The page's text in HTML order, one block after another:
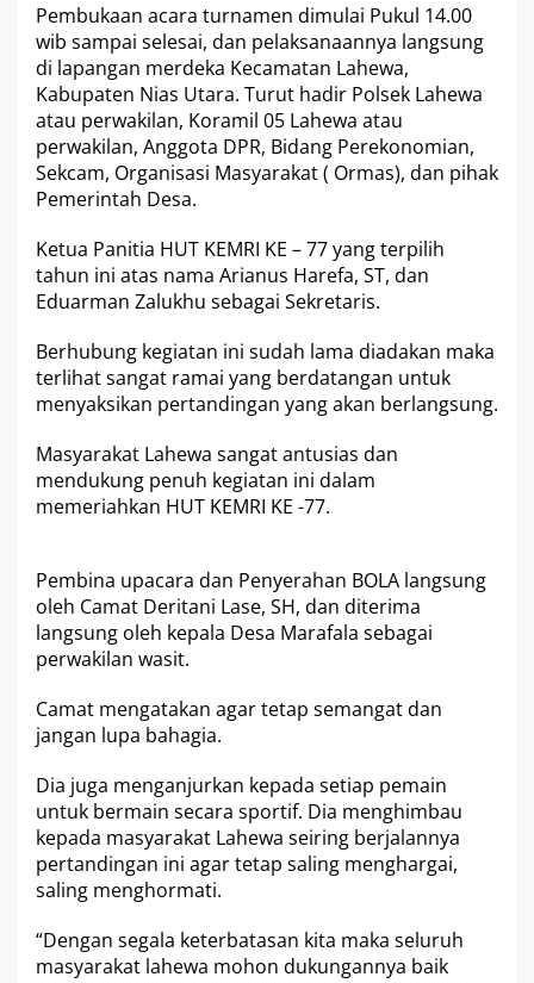
m
e
n
M
e
n
y
a
m
t
H
T
I
K
E
7
d
i
a
m
a
L
a
e
w
a
K
a
b
p
t
Pembukaan acara turnamen dimulai Pukul 14.00
wib sampai selesai, dan pelaksanaannya langsung
di lapangan merdeka Kecamatan Lahewa,
Kabupaten Nias Utara. Turut hadir Polsek Lahewa
atau perwakilan, Koramil 05 Lahewa atau
perwakilan, Anggota DPR, Bidang Perekonomian,
Sekcam, Organisasi Masyarakat ( Ormas), dan pihak
Pemerintah Desa.
Ketua Panitia HUT KEMRI KE – 77 yang terpilih
tahun ini atas nama Arianus Harefa, ST, dan
Eduarman Zalukhu sebagai Sekretaris.
Berhubung kegiatan ini sudah lama diadakan maka
terlihat sangat ramai yang berdatangan untuk
menyaksikan pertandingan yang akan berlangsung.
Masyarakat Lahewa sangat antusias dan
mendukung penuh kegiatan ini dalam
memeriahkan HUT KEMRI KE -77.
Pembina upacara dan Penyerahan BOLA langsung
oleh Camat Deritani Lase, SH, dan diterima
langsung oleh kepala Desa Marafala sebagai
perwakilan wasit.
Camat mengatakan agar tetap semangat dan
jangan lupa bahagia.
Dia juga menganjurkan kepada setiap pemain
untuk bermain secara sportif. Dia menghimbau
kepada masyarakat Lahewa seiring berjalannya
pertandingan ini agar tetap saling menghargai,
saling menghormati.
“Dengan segala keterbatasan kita maka seluruh
masyarakat lahewa mohon dukungannya baik